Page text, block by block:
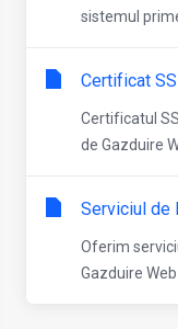
sistemul
Certificat
Certificatul
de Gazduire
Serviciul de
Oferim
Gazduire Web